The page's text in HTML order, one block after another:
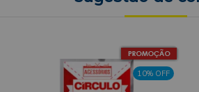
10% OFF